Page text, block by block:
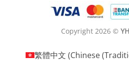
Copyright 2026 ©
繁體中文 (Chinese